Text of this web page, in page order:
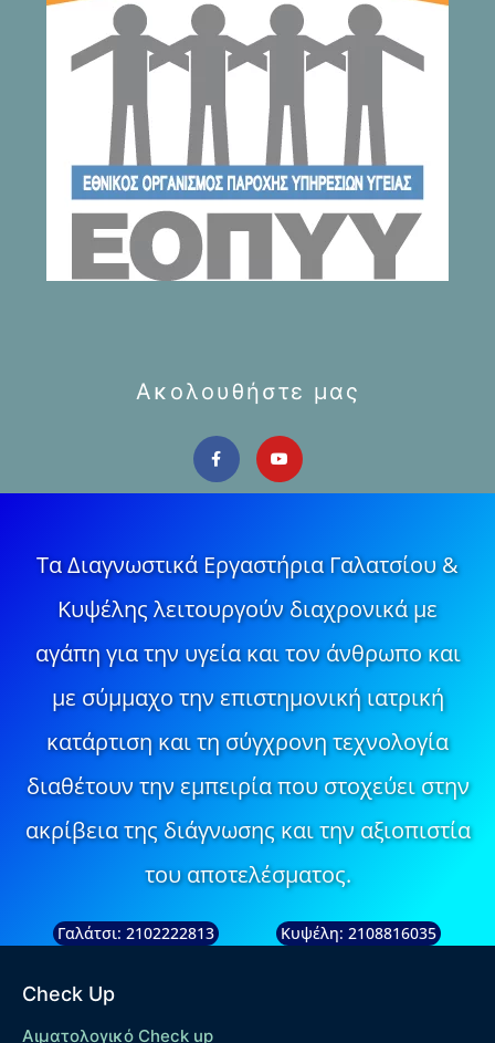
Ακολουθήστε μας
Τα Διαγνωστικά Εργαστήρια Γαλατσίου &
Κυψέλης λειτουργούν διαχρονικά με
αγάπη για την υγεία και τον άνθρωπο και
με σύμμαχο την επιστημονική ιατρική
κατάρτιση και τη σύγχρονη τεχνολογία
διαθέτουν την εμπειρία που στοχεύει στην
ακρίβεια της διάγνωσης και την αξιοπιστία
του αποτελέσματος.
Γαλάτσι: 2102222813 Κυψέλη: 2108816035
Check Up
Αιματολογικό Check up